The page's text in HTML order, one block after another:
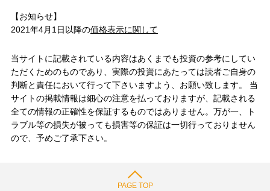
【お知らせ】
2021年4月1日以降の価格表示に関して
当サイトに記載されている内容はあくまでも投資の参考にしてい
ただくためのものであり、実際の投資にあたっては読者ご自身の
判断と責任において行って下さいますよう、お願い致します。 当
サイトの掲載情報は細心の注意を払っておりますが、記載される
全ての情報の正確性を保証するものではありません。万が一、ト
ラブル等の損失が被っても損害等の保証は一切行っておりません
ので、予めご了承下さい。
PAGE TOP